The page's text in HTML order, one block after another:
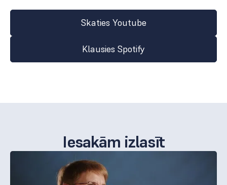
Skaties Youtube
Klausies Spotify
Iesakām izlasīt